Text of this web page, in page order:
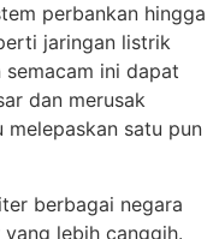
perbankan hingga
jaringan listrik
ini dapat
dan merusak
satu pun
berbagai negara
lebih canggih.